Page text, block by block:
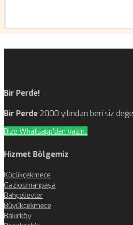
Bir Perde!
Bir Perde 2000 yılından beri siz
Bize Whatsapp'dan yazın..
Hizmet Bölgemiz
Küçükçekmece
Gaziosmanpaşa
Bahçelievler
Büyükçekmece
Bakırköy